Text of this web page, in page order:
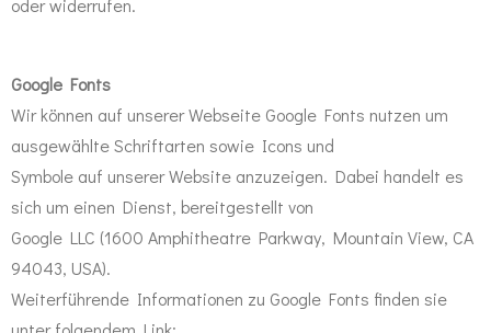
oder widerrufen.
Google Fonts
Wir können auf unserer Webseite Google Fonts nutzen um
ausgewählte Schriftarten sowie Icons und
Symbole auf unserer Website anzuzeigen. Dabei handelt es
sich um einen Dienst, bereitgestellt von
Google LLC (1600 Amphitheatre Parkway, Mountain View, CA
94043, USA).
Weiterführende Informationen zu Google Fonts finden sie